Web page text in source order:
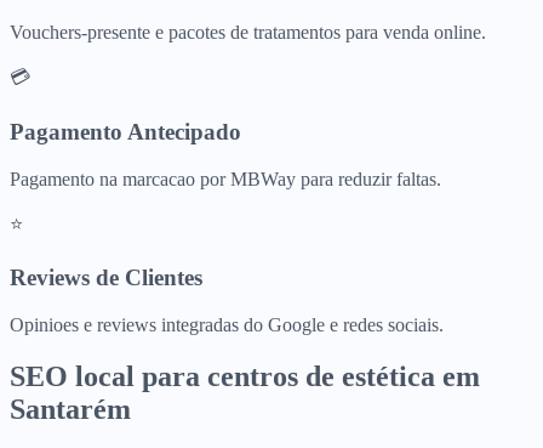
Vouchers-presente e pacotes de tratamentos para venda online.
💳
Pagamento Antecipado
Pagamento na marcacao por MBWay para reduzir faltas.
⭐
Reviews de Clientes
Opinioes e reviews integradas do Google e redes sociais.
SEO local para centros de estética em
Santarém